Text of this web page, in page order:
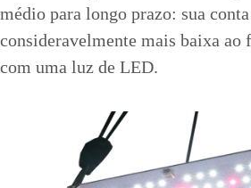
médio para longo prazo: sua
consideravelmente mais baixa ao
com uma luz de LED.